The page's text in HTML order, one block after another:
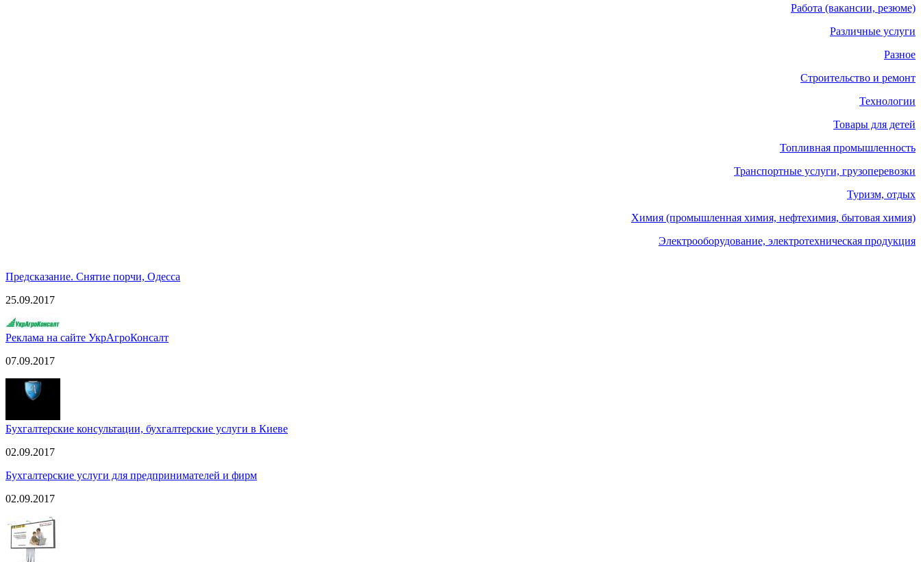
Работа (вакансии, резюме)
Различные услуги
Разное
Строительство и ремонт
Технологии
Товары для детей
Топливная промышленность
Транспортные услуги, грузоперевозки
Туризм, отдых
Химия (промышленная химия, нефтехимия, бытовая химия)
Электрооборудование, электротехническая продукция
Предсказание. Снятие порчи, Одесса
25.09.2017
Реклама на сайте УкрАгроКонсалт
07.09.2017
Бухгалтерские консультации, бухгалтерские услуги в Киеве
02.09.2017
Бухгалтерские услуги для предпринимателей и фирм
02.09.2017